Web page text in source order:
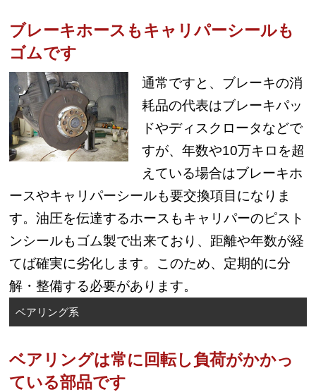
ブレーキホースもキャリパーシールも
ゴムです
通常ですと、ブレーキの消
耗品の代表はブレーキパッ
ドやディスクロータなどで
すが、年数や10万キロを超
えている場合はブレーキホ
ースやキャリパーシールも要交換項目になりま
す。油圧を伝達するホースもキャリパーのピスト
ンシールもゴム製で出来ており、距離や年数が経
てば確実に劣化します。このため、定期的に分
解・整備する必要があります。
ベアリング系
ベアリングは常に回転し負荷がかかっ
ている部品です